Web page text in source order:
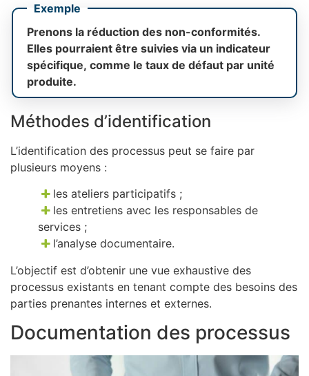
Exemple
Prenons la réduction des non-conformités.
Elles pourraient être suivies via un indicateur
spécifique, comme le taux de défaut par unité
produite.
Méthodes d’identification
L’identification des processus peut se faire par
plusieurs moyens :
les ateliers participatifs ;
les entretiens avec les responsables de
services ;
l’analyse documentaire.
L’objectif est d’obtenir une vue exhaustive des
processus existants en tenant compte des besoins des
parties prenantes internes et externes.
Documentation des processus